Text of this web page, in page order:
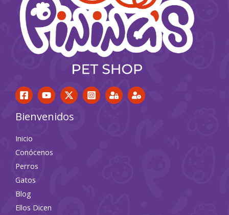
Bienvenidos
Inicio
Conócenos
Perros
Gatos
Blog
Ellos Dicen